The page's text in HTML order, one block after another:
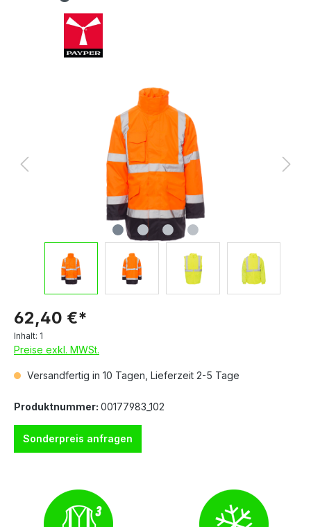
62,40 €*
Inhalt: 1
Preise exkl. MWSt.
Versandfertig in 10 Tagen, Lieferzeit 2-5 Tage
Produktnummer: 00177983_102
Sonderpreis anfragen